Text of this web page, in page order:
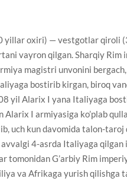
yillar oxiri) — vestgotlar qiroli
vayron qilgan. Sharqiy
magistri unvonini
bostirib kirgan, biroq
yil Alarix I yana Italiyaga
I armiyasiga ko’plab
uch kun davomida talon-
avvalgi 4-asrda Italiyaga
tomonidan G’arbiy Rim
va Afrikaga yurish qilishga